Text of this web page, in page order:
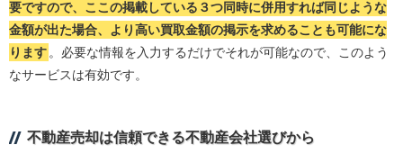
要ですので、ここの掲載している３つ同時に併用すれば同じような
金額が出た場合、より高い買取金額の掲示を求めることも可能にな
ります 。必要な情報を入力するだけでそれが可能なので、このよう
なサービスは有効です。
不動産売却は信頼できる不動産会社選びから